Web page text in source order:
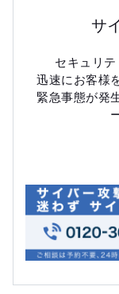
サ
セキュリ
迅速にお客様
緊急事態が発